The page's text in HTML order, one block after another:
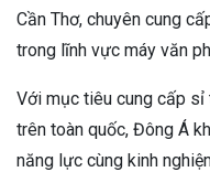
Cần Thơ, chuyên cung
trong lĩnh vực máy văn
Với mục tiêu cung cấp
trên toàn quốc, Đông Á
năng lực cùng kinh